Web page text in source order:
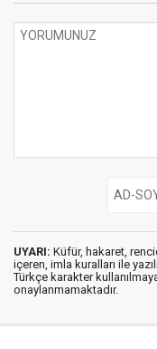
UYARI: Küfür, hakaret,
içeren, imla kuralları ile
Türkçe karakter
onaylanmamaktadır.